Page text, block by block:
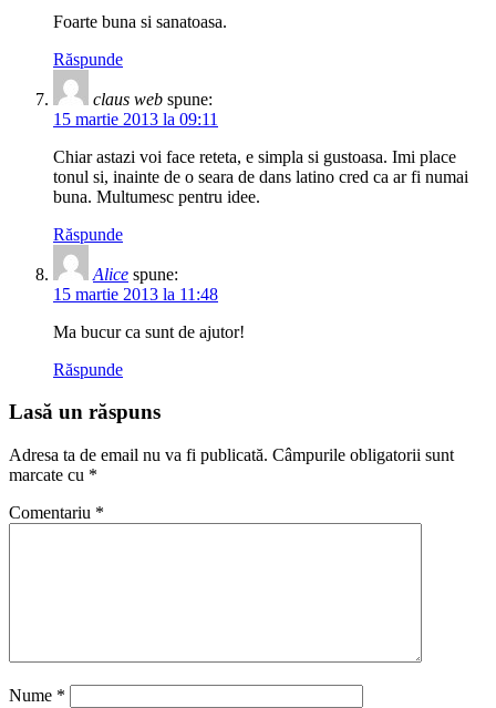
Foarte buna si sanatoasa.
Răspunde
claus web spune:
15 martie 2013 la 09:11
Chiar astazi voi face reteta, e simpla si gustoasa. Imi place
tonul si, inainte de o seara de dans latino cred ca ar fi numai
buna. Multumesc pentru idee.
Răspunde
Alice spune:
15 martie 2013 la 11:48
Ma bucur ca sunt de ajutor!
Răspunde
Lasă un răspuns
Adresa ta de email nu va fi publicată. Câmpurile obligatorii sunt
marcate cu *
Comentariu *
Nume *